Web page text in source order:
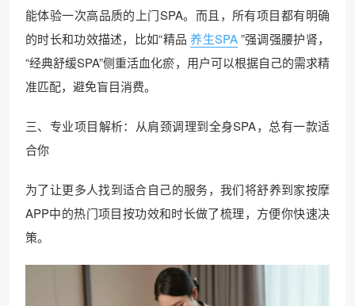
能体验一次高品质的上门SPA。而且，所有项目都有明确
的时长和功效描述，比如“精品 养生SPA”强调强腰护肾，
“经典舒缓SPA”侧重活血化瘀，用户可以根据自己的需求精
准匹配，避免盲目消费。
三、专业项目解析：从肩颈调理到全身SPA，总有一款适
合你
为了让更多人找到适合自己的服务，我们将舒养到家按摩
APP中的热门项目按功效和时长做了梳理，方便你快速决
策。